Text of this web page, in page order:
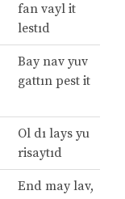
fan vayl it
lestıd
Bay nav yuv
gattın pest it
Ol dı lays yu
risaytıd
End may lav,